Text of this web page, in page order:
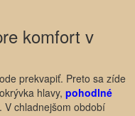
komfort v
prekvapiť. Preto sa zíde
hlavy, pohodlné
V chladnejšom období